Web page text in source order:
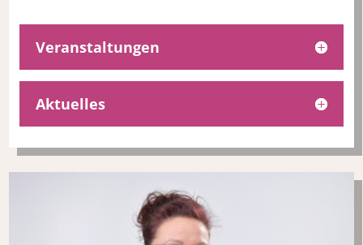
Veranstaltungen
Aktuelles